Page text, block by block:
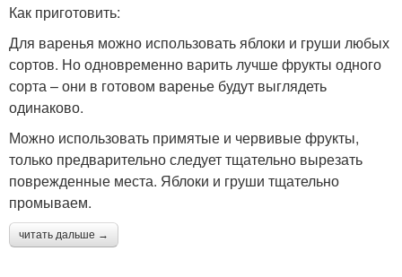
Как приготовить:
Для варенья можно использовать яблоки и груши любых
сортов. Но одновременно варить лучше фрукты одного
сорта – они в готовом варенье будут выглядеть
одинаково.
Можно использовать примятые и червивые фрукты,
только предварительно следует тщательно вырезать
поврежденные места. Яблоки и груши тщательно
промываем.
читать дальше →